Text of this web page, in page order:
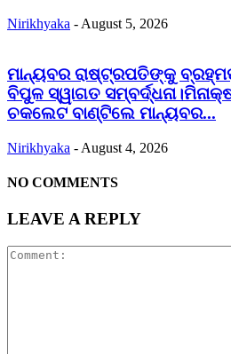
Nirikhyaka - August 5, 2026
ମାନ୍ୟବର ରାଷ୍ଟ୍ରପତିଙ୍କୁ
ବିପୁଳ ସ୍ୱାଗତ
ଚକଲେଟ ବାଣ୍ଟିଲେ ମାନ୍ୟବର...
Nirikhyaka - August 4, 2026
NO COMMENTS
LEAVE A REPLY